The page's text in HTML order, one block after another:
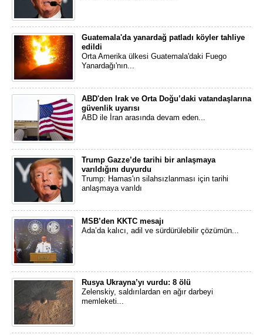
Guatemala'da yanardağ patladı köyler tahliye
edildi
Orta Amerika ülkesi Guatemala'daki Fuego
Yanardağı'nın...
ABD'den Irak ve Orta Doğu’daki vatandaşlarına
güvenlik uyarısı
ABD ile İran arasında devam eden...
Trump Gazze’de tarihi bir anlaşmaya
varıldığını duyurdu
Trump: Hamas'ın silahsızlanması için tarihi
anlaşmaya varıldı
MSB’den KKTC mesajı
Ada’da kalıcı, adil ve sürdürülebilir çözümün...
Rusya Ukrayna’yı vurdu: 8 ölü
Zelenskiy, saldırılardan en ağır darbeyi
memleketi...